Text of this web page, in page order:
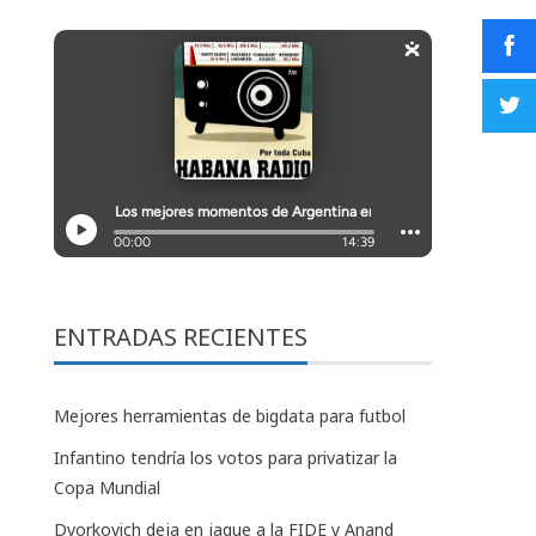
ENTRADAS RECIENTES
Mejores herramientas de bigdata para futbol
Infantino tendría los votos para privatizar la
Copa Mundial
Dvorkovich deja en jaque a la FIDE y Anand